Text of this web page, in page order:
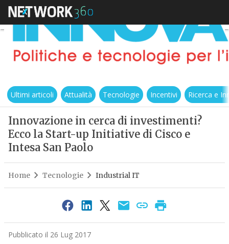
Ultimi articoli Attualità Tecnologie Incentivi Ricerca e
Innovazione in cerca di investimenti?
Ecco la Start-up Initiative di Cisco e
Intesa San Paolo
Home Tecnologie Industrial IT
Pubblicato il 26 Lug 2017